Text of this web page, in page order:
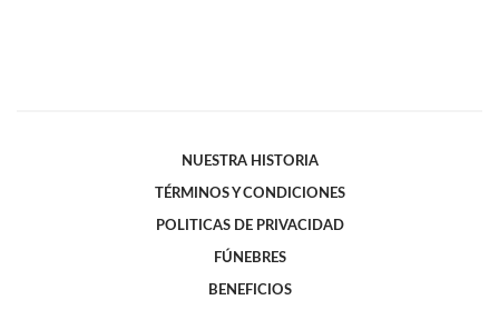
NUESTRA HISTORIA
TÉRMINOS Y CONDICIONES
POLITICAS DE PRIVACIDAD
FÚNEBRES
BENEFICIOS